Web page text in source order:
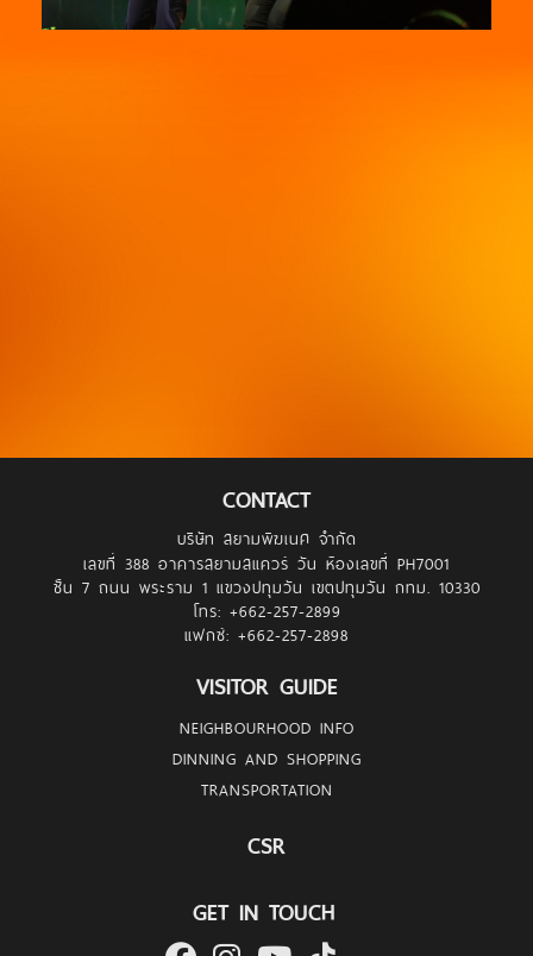
CONTACT
บริษัท สยามพิฆเนศ จำกัด
เลขที่ 388 อาคารสยามสแควร์ วัน ห้องเลขที่ PH7001
ชั้น 7 ถนน พระราม 1 แขวงปทุมวัน เขตปทุมวัน กทม. 10330
โทร: +662-257-2899
แฟกซ์: +662-257-2898
VISITOR GUIDE
NEIGHBOURHOOD INFO
DINNING AND SHOPPING
TRANSPORTATION
CSR
GET IN TOUCH